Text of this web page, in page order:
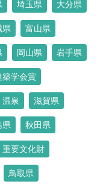
埼玉県 大分県
県 富山県
岡山県 岩手県
築学会賞
温泉 滋賀県
県 秋田県
重要文化財
鳥取県